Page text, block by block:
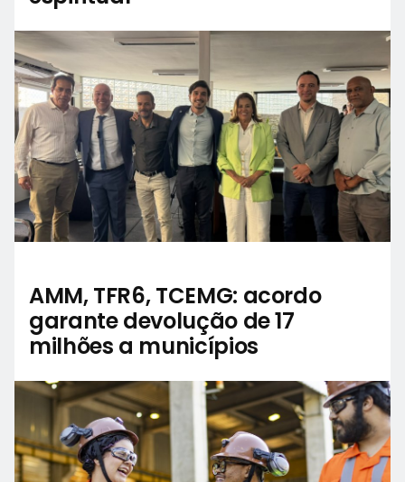
AMM, TFR6, TCEMG: acordo
garante devolução de 17
milhões a municípios